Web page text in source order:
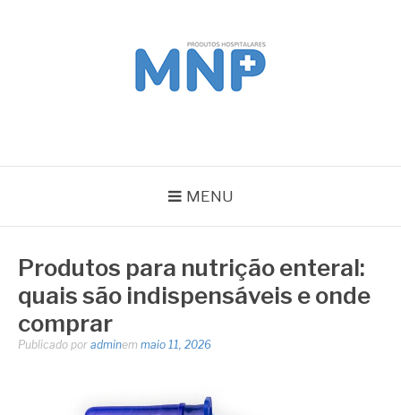
MENU
Produtos para nutrição enteral:
quais são indispensáveis e onde
comprar
Publicado por adminem maio 11, 2026